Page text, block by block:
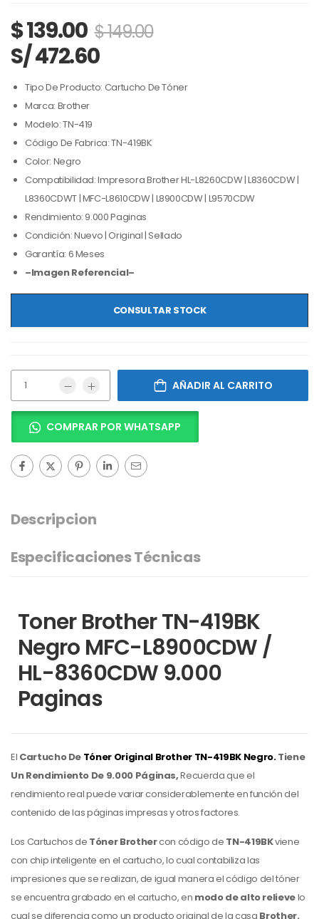
$139.00 $149.00
S/ 472.60
Tipo De Producto: Cartucho De Tóner
Marca: Brother
Modelo: TN-419
Código De Fabrica: TN-419BK
Color: Negro
Compatibilidad: Impresora Brother HL-L8260CDW | L8360CDW |
L8360CDWT | MFC-L8610CDW | L8900CDW | L9570CDW
Rendimiento: 9.000 Paginas
Condición: Nuevo | Original | Sellado
Garantía: 6 Meses
–Imagen Referencial–
CONSULTAR STOCK
AÑADIR AL CARRITO
COMPRAR POR WHATSAPP
Descripcion
Especificaciones Técnicas
Toner Brother TN-419BK
Negro MFC-L8900CDW /
HL-8360CDW 9.000
Paginas
El Cartucho De Tóner Original Brother TN-419BK Negro.Tiene
Un Rendimiento De 9.000 Páginas,Recuerda que el
rendimiento real puede variar considerablemente en función del
contenido de las páginas impresas y otros factores.
Los Cartuchos de Tóner Brothercon código de TN-419BKviene
con chip inteligente en el cartucho,lo cual contabiliza las
impresiones que se realizan, de igual manera el código del tóner
se encuentra grabado en el cartucho, en modo de alto relievelo
cual se diferencia como un producto original de la casa Brother.